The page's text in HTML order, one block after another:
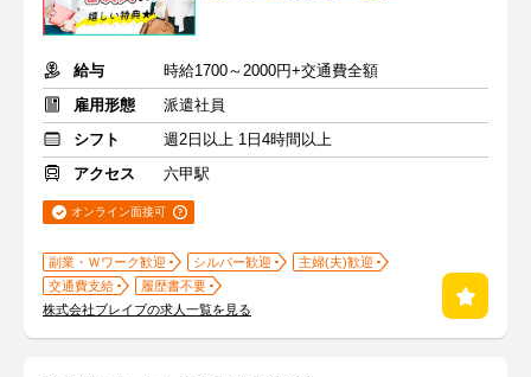
給与
時給1700～2000円+交通費全額
雇用形態
派遣社員
シフト
週2日以上 1日4時間以上
アクセス
六甲駅
オンライン面接可
副業・Ｗワーク歓迎 シルバー歓迎
主婦(夫)歓迎
交通費支給
履歴書不要
株式会社ブレイブの求人一覧を見る